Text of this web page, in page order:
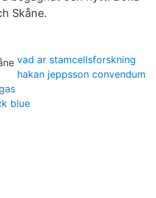
Skåne.
vad ar stamcellsforskning
hakan jeppsson convendum
blue